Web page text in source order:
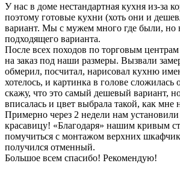
У нас в доме нестандартная кухня из-за
поэтому готовые кухни (хоть они и
вариант. Мы с мужем много где были, но
подходящего варианта.
После всех походов по торговым
на заказ под наши размеры. Вызвали
обмерил, посчитал, нарисовал кухню
хотелось, и картинка в голове сложилась
скажу, что это самый дешевый вариант,
вписалась и цвет выбрала такой, как мне
Примерно через 2 недели нам
красавицу! «Благодаря» нашим кривым
помучиться с монтажом верхних
получился отменный.
Большое всем спасибо! Рекомендую!